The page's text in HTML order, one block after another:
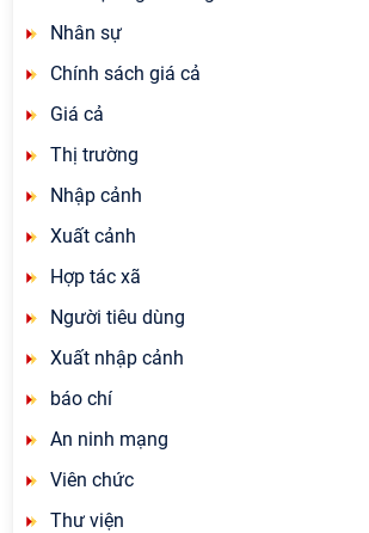
Nhân sự
Chính sách giá cả
Giá cả
Thị trường
Nhập cảnh
Xuất cảnh
Hợp tác xã
Người tiêu dùng
Xuất nhập cảnh
báo chí
An ninh mạng
Viên chức
Thư viện